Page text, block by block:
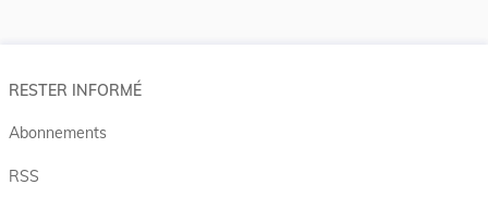
RESTER INFORMÉ
Abonnements
RSS